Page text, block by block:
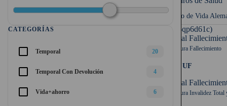
CATEGORÍAS
20
Temporal
4
Temporal Con Devolución
6
Vida+ahorro
Seguro de Vida
UF (-qp6d61c)
Capital
Cobertura Fallecimiento
4.000 UF
Capital
Cobertura Invalidez Total